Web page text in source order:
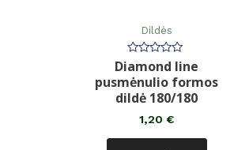
Dildės
Įvertinimas:
0
iš
5
Diamond line
pusmėnulio formos
dildė 180/180
1,20 €